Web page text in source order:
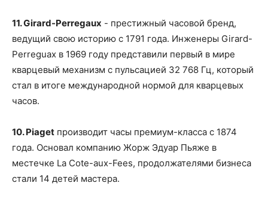
11. Girard-Perregaux - престижный часовой бренд,
ведущий свою историю с 1791 года. Инженеры Girard-
Perreguax в 1969 году представили первый в мире
кварцевый механизм с пульсацией 32 768 Гц, который
стал в итоге международной нормой для кварцевых
часов.
10. Piaget производит часы премиум-класса с 1874
года. Основал компанию Жорж Эдуар Пьяже в
местечке La Cote-aux-Fees, продолжателями бизнеса
стали 14 детей мастера.